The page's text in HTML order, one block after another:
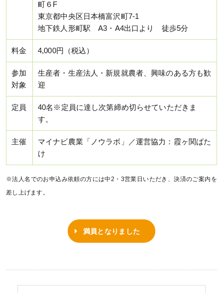
町６F
東京都中央区日本橋富沢町7-1
地下鉄人形町駅 A3・A4出口より 徒歩5分
料金 4,000円（税込）
参加
対象
生産者・生産法人・新規就農者、興味のある方も歓
迎
定員
40名※定員に達し次第締め切らせていただきま
す。
主催
マイナビ農業「ノウラボ」／運営協力：霞ヶ関ばた
け
※法人名でのお申込み依頼の方には中2・3営業日いただき、決済のご案内を
差し上げます。
満員となりました